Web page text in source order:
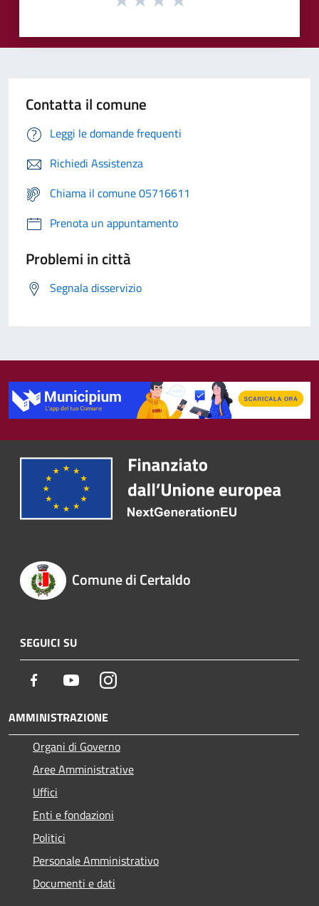
Contatta il comune
Leggi le domande frequenti
Richiedi Assistenza
Chiama il comune 05716611
Prenota un appuntamento
Problemi in città
Segnala disservizio
Comune di Certaldo
SEGUICI SU
Facebook YoutubeInstagram
AMMINISTRAZIONE
Organi di Governo
Aree Amministrative
Uffici
Enti e fondazioni
Politici
Personale Amministrativo
Documenti e dati